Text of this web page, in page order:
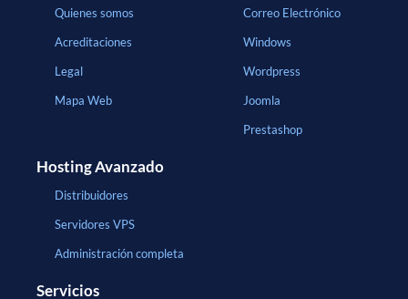
Quienes somos
Acreditaciones
Legal
Mapa Web
Correo Electrónico
Windows
Wordpress
Joomla
Prestashop
Hosting Avanzado
Distribuidores
Servidores VPS
Administración completa
Servicios